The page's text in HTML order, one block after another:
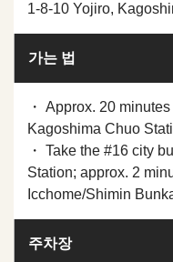
1-8-10 Yojiro,
가는 법
・ Approx. 20
Kagoshima Chuo
・ Take the #16 city
Station; approx. 2
Icchome/Shimin
주차장